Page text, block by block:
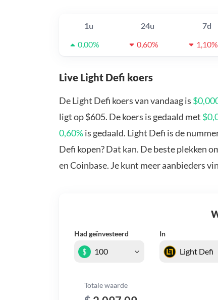
1u 24u 7d
0,00%
0,60% 1,10%
Live Light Defi koers
De Light Defi koers van vandaag is
ligt op $605. De koers is gedaald met
0,60%is gedaald. Light Defi is de
Defi kopen? Dat kan. De beste plekken
en Coinbase. Je kunt meer aanbieders
Had geïnvesteerd In
$
Totale waarde